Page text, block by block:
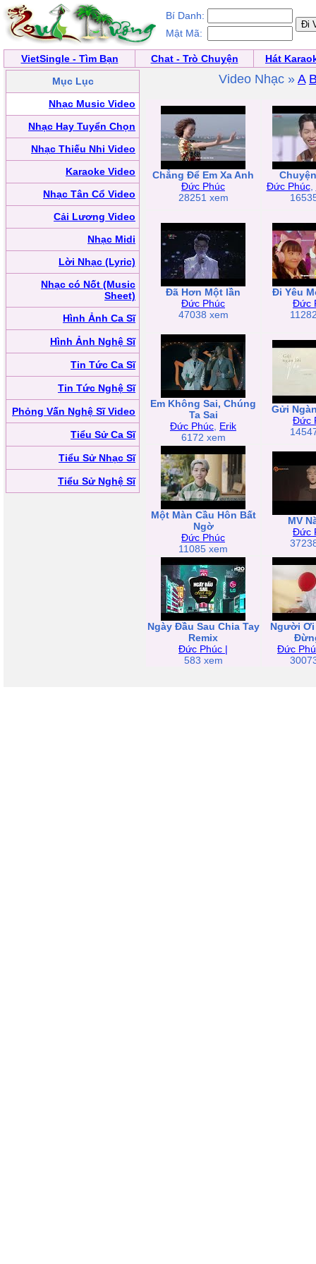
Bí Danh:
Mật Mã:
VietSingle - Tìm Bạn Chat - Trò Chuyện
Hát
Mục Lục
Nhạc Music Video
Nhạc Hay Tuyển Chọn
Nhạc Thiếu Nhi Video
Karaoke Video
Nhạc Tân Cổ Video
Cải Lương Video
Nhạc Midi
Lời Nhạc (Lyric)
Nhạc có Nốt (Music
Sheet)
Hình Ảnh Ca Sĩ
Hình Ảnh Nghệ Sĩ
Tin Tức Ca Sĩ
Tin Tức Nghệ Sĩ
Phỏng Vấn Nghệ Sĩ Video
Tiểu Sử Ca Sĩ
Tiểu Sử Nhạc Sĩ
Tiểu Sử Nghệ Sĩ
Video Nhạc » A
Chẳng Để Em Xa Anh
Đức Phúc
28251 xem
Đức Phúc,
Đã Hơn Một lần
Đức Phúc
47038 xem
Đi Yêu
Đức
Em Không Sai, Chúng
Ta Sai
Đức Phúc Erik
6172 xem
Gửi
Đức
Một Màn Cầu Hôn Bất
Ngờ
Đức Phúc
11085 xem
MV
Đức
Ngày Đầu Sau Chia Tay
Remix
Đức Phúc |
583 xem
Người
Đức